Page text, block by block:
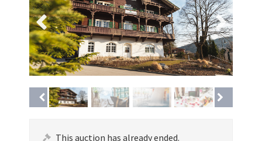
This auction has already ended.